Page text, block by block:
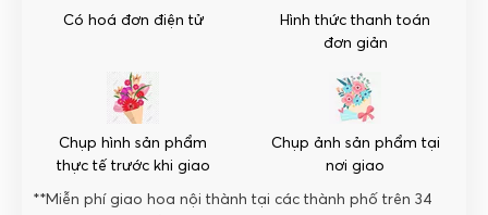
Có hoá đơn điện tử
Hình thức thanh toán
đơn giản
Chụp hình sản phẩm
thực tế trước khi giao
Chụp ảnh sản phẩm tại
nơi giao
**Miễn phí giao hoa nội thành tại các thành phố trên 34